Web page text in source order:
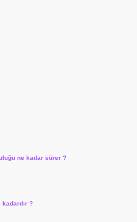
ne kadar sürer ?
kadardır ?